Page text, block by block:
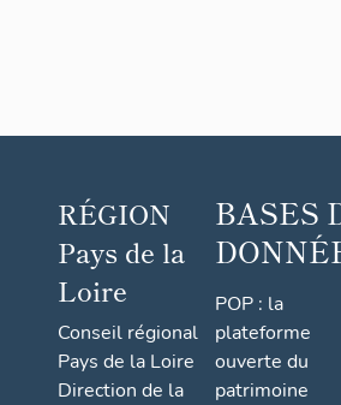
RÉGION
Pays de la
Loire
Conseil régional
Pays de la Loire
Direction de la
BASES
POP : la
plateforme
ouverte du
patrimoine